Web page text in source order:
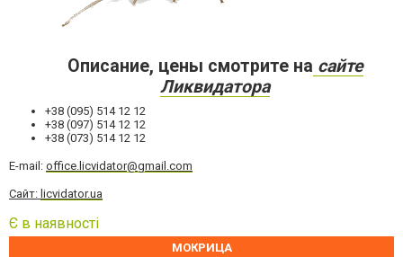
Описание, цены смотрите на сайте
Ликвидатора
+38 (095) 514 12 12
+38 (097) 514 12 12
+38 (073) 514 12 12
Е-mail: office.licvidator@gmail.com
Сайт: licvidator.ua
Є в наявності
МОКРИЦА